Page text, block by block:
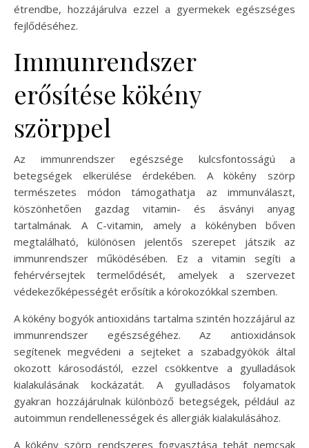
étrendbe, hozzájárulva ezzel a gyermekek egészséges
fejlődéséhez.
Immunrendszer
erősítése kökény
szörppel
Az immunrendszer egészsége kulcsfontosságú a
betegségek elkerülése érdekében. A kökény szörp
természetes módon támogathatja az immunválaszt,
köszönhetően gazdag vitamin- és ásványi anyag
tartalmának. A C-vitamin, amely a kökényben bőven
megtalálható, különösen jelentős szerepet játszik az
immunrendszer működésében. Ez a vitamin segíti a
fehérvérsejtek termelődését, amelyek a szervezet
védekezőképességét erősítik a kórokozókkal szemben.
A kökény bogyók antioxidáns tartalma szintén hozzájárul az
immunrendszer egészségéhez. Az antioxidánsok
segítenek megvédeni a sejteket a szabadgyökök által
okozott károsodástól, ezzel csökkentve a gyulladások
kialakulásának kockázatát. A gyulladásos folyamatok
gyakran hozzájárulnak különböző betegségek, például az
autoimmun rendellenességek és allergiák kialakulásához.
A kökény szörp rendszeres fogyasztása tehát nemcsak